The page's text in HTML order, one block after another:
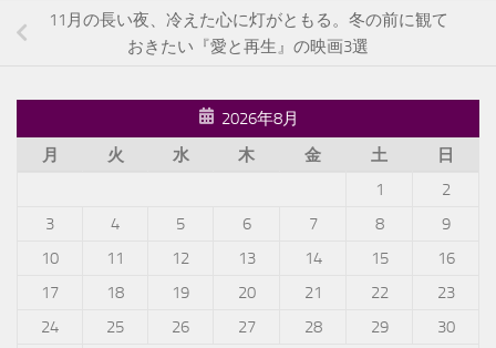
11月の長い夜、冷えた心に灯がともる。冬の前に観て
おきたい『愛と再生』の映画3選
2026年8月
月
火 水 木 金 土
日
1
2
3
4 5 6 7 8
9
10
11 12 13 14 15
16
17
18 19 20 21 22
23
24
25 26 27 28 29
30